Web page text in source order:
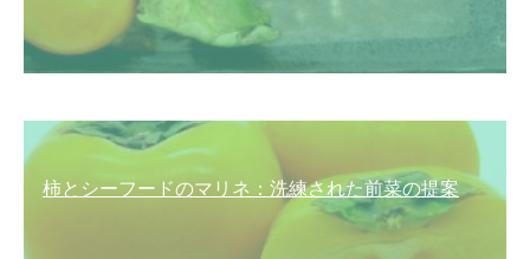
柿とシーフードのマリネ：洗練された前菜の提案